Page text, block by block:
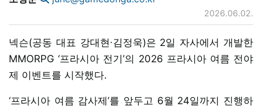
2026.06.02.
넥슨(공동 대표 강대현∙김정욱)은 2일 자사에서 개발한
MMORPG ‘프라시아 전기’의 2026 프라시아 여름 전야
제 이벤트를 시작했다.
‘프라시아 여름 감사제’를 앞두고 6월 24일까지 진행하